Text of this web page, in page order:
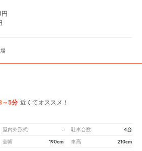
～5分 近くてオススメ！
屋内外形式 - 駐車台数 4台
全幅 190cm 車高 210cm